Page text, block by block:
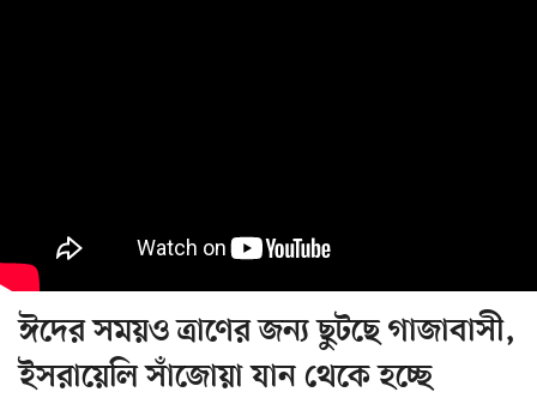
ঈদের সময়ও ত্রাণের জন্য ছুটছে গাজাবাসী,
ইসরায়েলি সাঁজোয়া যান থেকে হচ্ছে